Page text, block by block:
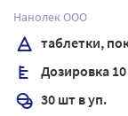
пленочной
Нанолек ООО
таблетки, покрытые
Дозировка
30 шт в уп.